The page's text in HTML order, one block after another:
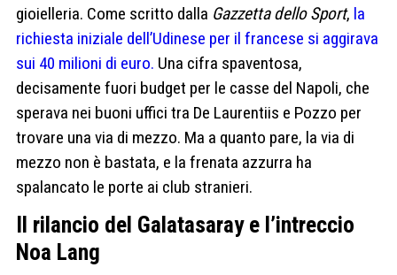
gioielleria. Come scritto dalla Gazzetta dello Sport, la
richiesta iniziale dell’Udinese per il francese si aggirava
sui 40 milioni di euro. Una cifra spaventosa,
decisamente fuori budget per le casse del Napoli, che
sperava nei buoni uffici tra De Laurentiis e Pozzo per
trovare una via di mezzo. Ma a quanto pare, la via di
mezzo non è bastata, e la frenata azzurra ha
spalancato le porte ai club stranieri.
Il rilancio del Galatasaray e l’intreccio
Noa Lang